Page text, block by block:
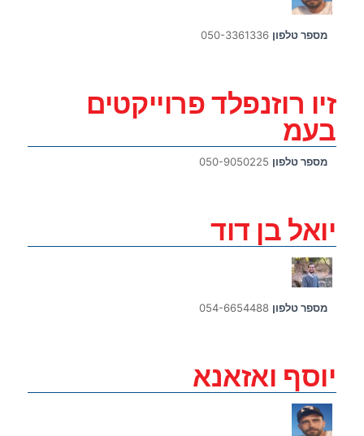
מספר טלפון 050-3361336
זיו רוזנפלד פרוייקטים
בעמ
מספר טלפון 050-9050225
יואל בן דוד
מספר טלפון 054-6654488
יוסף ואזאנא